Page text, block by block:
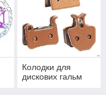
Колодки для
дискових гальм